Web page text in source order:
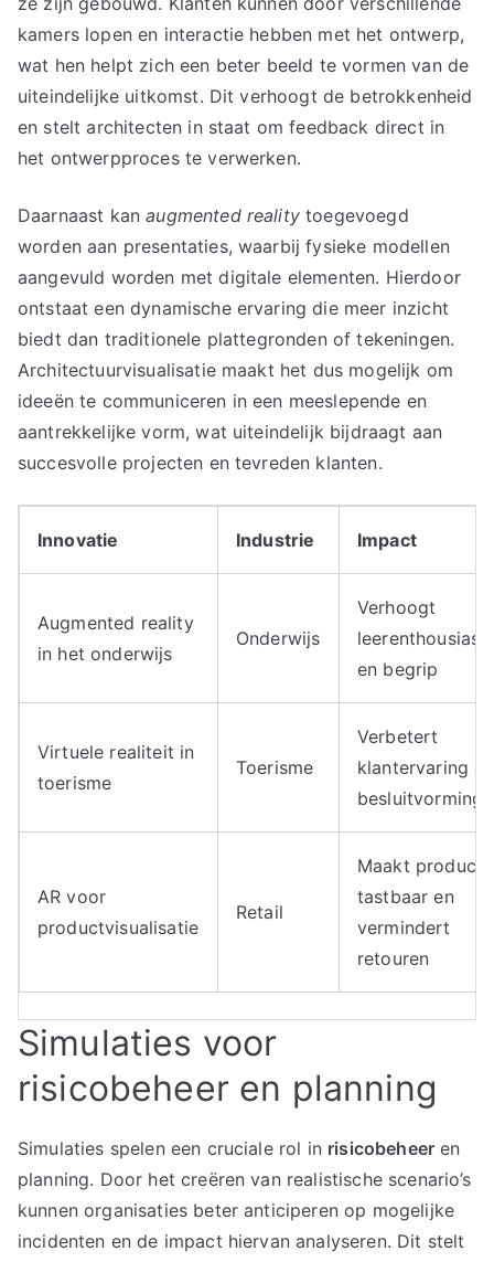
kamers lopen en interactie hebben met het ontwerp,
wat hen helpt zich een beter beeld te vormen van de
uiteindelijke uitkomst. Dit verhoogt de betrokkenheid
en stelt architecten in staat om feedback direct in
het ontwerpproces te verwerken.
Daarnaast kanaugmented realitytoegevoegd
worden aan presentaties, waarbij fysieke modellen
aangevuld worden met digitale elementen. Hierdoor
ontstaat een dynamische ervaring die meer inzicht
biedt dan traditionele plattegronden of tekeningen.
Architectuurvisualisatie maakt het dus mogelijk om
ideeën te communiceren in een meeslepende en
aantrekkelijke vorm, wat uiteindelijk bijdraagt aan
succesvolle projecten en tevreden klanten.
Innovatie Industrie Impact
Augmented reality
in het onderwijs
Onderwijs
Verhoogt
en begrip
Virtuele realiteit in
toerisme
Toerisme
Verbetert
klantervaring en
besluitvorming
AR voor
productvisualisatie
Retail
Maakt
tastbaar en
vermindert
retouren
Simulaties voor
risicobeheer en planning
Simulaties spelen een cruciale rol in risicobeheer en
planning. Door het creëren van realistische scenario’s
kunnen organisaties beter anticiperen op mogelijke
incidenten en de impact hiervan analyseren. Dit stelt